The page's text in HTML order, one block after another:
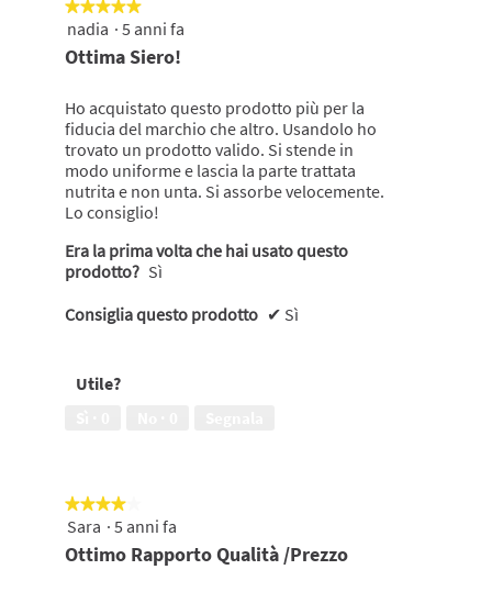
★★★★★
★★★★★
5
5
nadia · 5 anni fa
Ottima Siero!
Ho acquistato questo prodotto più per la
fiducia del marchio che altro. Usandolo ho
trovato un prodotto valido. Si stende in
modo uniforme e lascia la parte trattata
nutrita e non unta. Si assorbe velocemente.
Lo consiglio!
Era la prima volta che hai usato questo
prodotto? Sì
Consiglia questo prodotto ✔ Sì
Utile?
★★★★★
★★★★★
4
5
Sara · 5 anni fa
Ottimo Rapporto Qualità /prezzo